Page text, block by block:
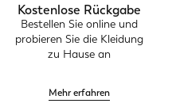
Kostenlose Rückgabe
Bestellen Sie online und
probieren Sie die Kleidung
zu Hause an
Mehr erfahren